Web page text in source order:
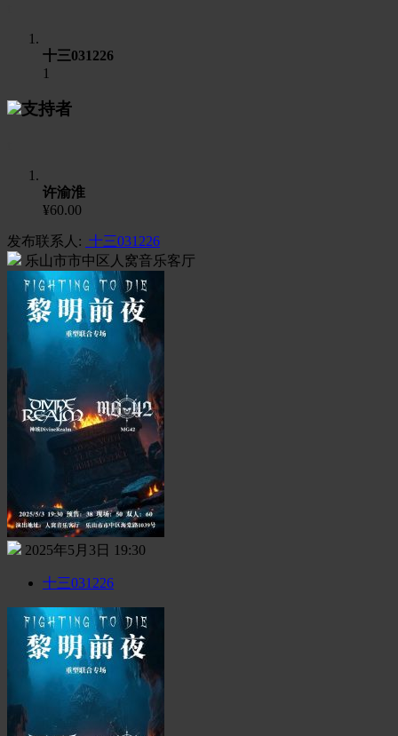
十三031226
1
支持者
许渝淮
¥60.00
发布联系人: 十三031226
乐山市市中区人窝音乐客厅
2025年5月3日 19:30
十三031226